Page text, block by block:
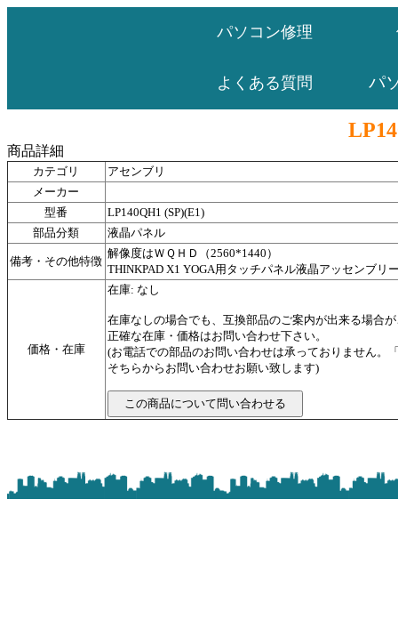
パソコン修理
よくある質問 パ
商品詳細
カテゴリ
アセンブリ
メーカー
型番
LP140QH1 (SP)(E1)
部品分類
液晶パネル
備考・その他特徴
解像度はＷＱＨＤ（2560*1440）
THINKPAD X1 YOGA用タッチパネル液晶アッセンブリ
価格・在庫
在庫: なし
在庫なしの場合でも、互換部品のご案内が出来る場合
正確な在庫・価格はお問い合わせ下さい。
(お電話での部品のお問い合わせは承っておりません。
そちらからお問い合わせお願い致します)